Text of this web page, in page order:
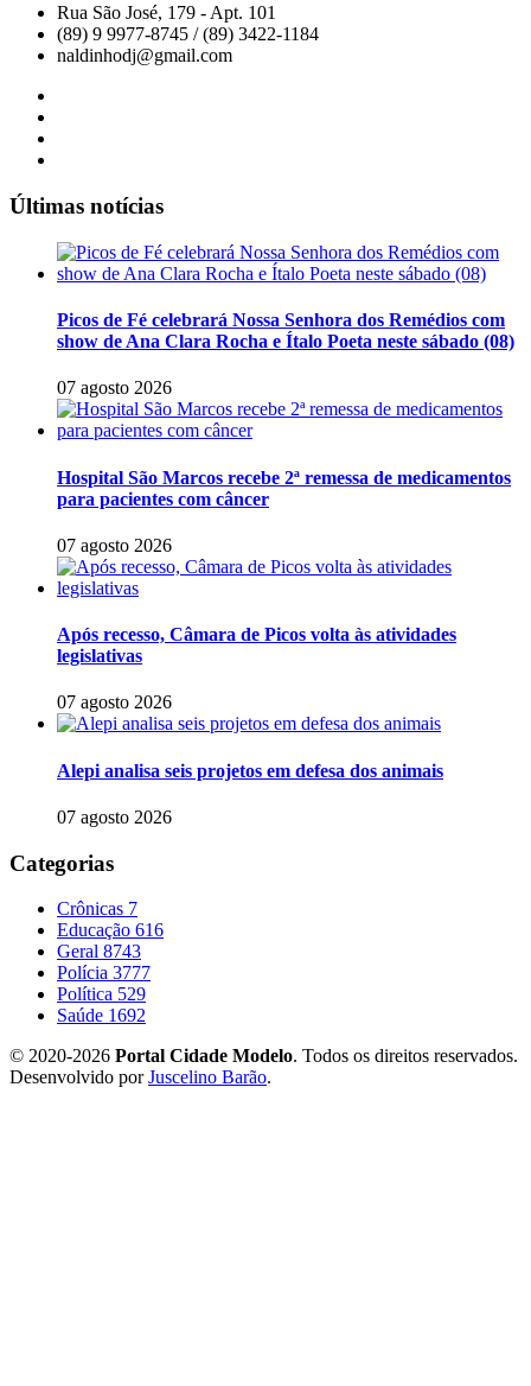
Rua São José, 179 - Apt. 101
(89) 9 9977-8745 / (89) 3422-1184
naldinhodj@gmail.com
Últimas notícias
Picos de Fé celebrará Nossa Senhora dos Remédios com
show de Ana Clara Rocha e Ítalo Poeta neste sábado (08)
07 agosto 2026
Hospital São Marcos recebe 2ª remessa de medicamentos
para pacientes com câncer
07 agosto 2026
Após recesso, Câmara de Picos volta às atividades
legislativas
07 agosto 2026
Alepi analisa seis projetos em defesa dos animais
07 agosto 2026
Categorias
Crônicas 7
Educação 616
Geral 8743
Polícia 3777
Política 529
Saúde 1692
© 2020-2026 Portal Cidade Modelo. Todos os direitos reservados.
Desenvolvido porJuscelino Barão.